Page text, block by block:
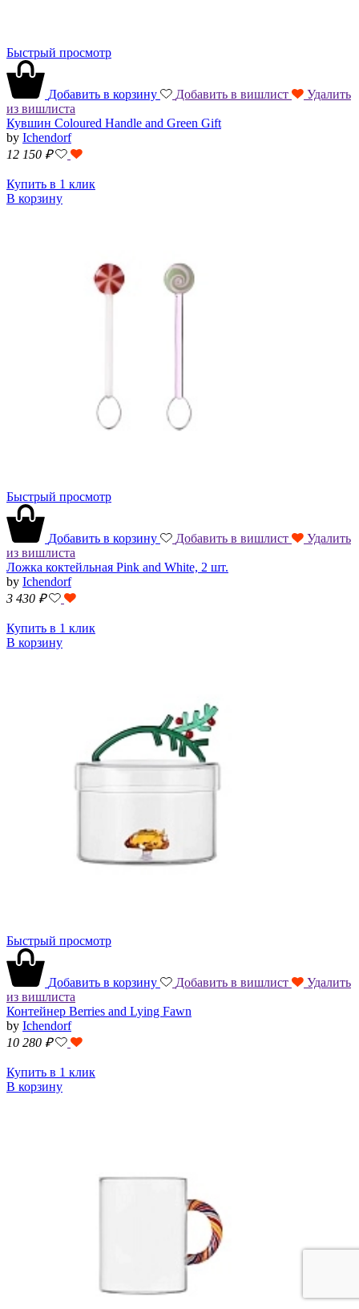
Быстрый просмотр
Добавить в корзину Добавить в вишлист
Удалить
из вишлиста
Кувшин Coloured Handle and Green Gift
by Ichendorf
12 150 ₽
Купить в 1 клик
В корзину
Быстрый просмотр
Добавить в корзину Добавить в вишлист
Удалить
из вишлиста
Ложка коктейльная Pink and White, 2 шт.
by Ichendorf
3 430 ₽
Купить в 1 клик
В корзину
Быстрый просмотр
Добавить в корзину Добавить в вишлист
Удалить
из вишлиста
Контейнер Berries and Lying Fawn
by Ichendorf
10 280 ₽
Купить в 1 клик
В корзину